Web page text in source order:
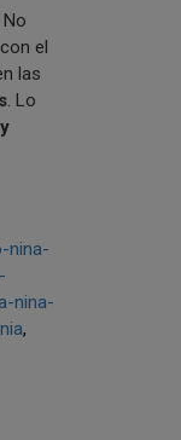
el
las
. Lo
nina-
nina-